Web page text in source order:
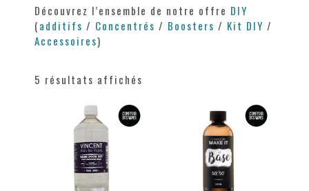
Découvrez l’ensemble de notre offre DIY
(additifs / Concentrés / Boosters / Kit DIY /
Accessoires)
5 résultats affichés